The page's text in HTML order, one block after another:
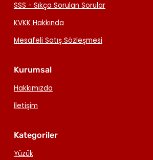
SSS - Sıkça Sorulan Sorular
KVKK Hakkında
Mesafeli Satış Sözleşmesi
Kurumsal
Hakkımızda
İletişim
Kategoriler
Yüzük